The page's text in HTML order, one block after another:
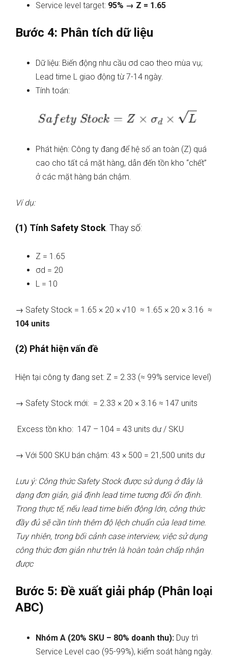
Service level target: 95% → Z = 1.65
Bước 4: Phân tích dữ liệu
Dữ liệu: Biến động nhu cầu σd cao theo mùa vụ;
Lead time L giao động từ 7-14 ngày.
Tính toán:
Phát hiện: Công ty đang để hệ số an toàn (Z) quá
cao cho tất cả mặt hàng, dẫn đến tồn kho “chết”
ở các mặt hàng bán chậm.
Ví dụ:
(1) Tính Safety Stock . Thay số:
Z = 1.65
σd = 20
L = 10
→ Safety Stock = 1.65 × 20 × √10 ≈ 1.65 × 20 × 3.16 ≈
104 units
(2) Phát hiện vấn đề
Hiện tại công ty đang set: Z = 2.33 (≈ 99% service level)
→ Safety Stock mới: = 2.33 × 20 × 3.16 ≈ 147 units
Excess tồn kho: 147 – 104 = 43 units dư / SKU
→ Với 500 SKU bán chậm: 43 × 500 = 21,500 units dư
Lưu ý: Công thức Safety Stock được sử dụng ở đây là
dạng đơn giản, giả định lead time tương đối ổn định.
Trong thực tế, nếu lead time biến động lớn, công thức
đầy đủ sẽ cần tính thêm độ lệch chuẩn của lead time.
Tuy nhiên, trong bối cảnh case interview, việc sử dụng
công thức đơn giản như trên là hoàn toàn chấp nhận
được
Bước 5: Đề xuất giải pháp (Phân loại
ABC)
Nhóm A (20% SKU – 80% doanh thu): Duy trì
Service Level cao (95-99%), kiểm soát hàng ngày.